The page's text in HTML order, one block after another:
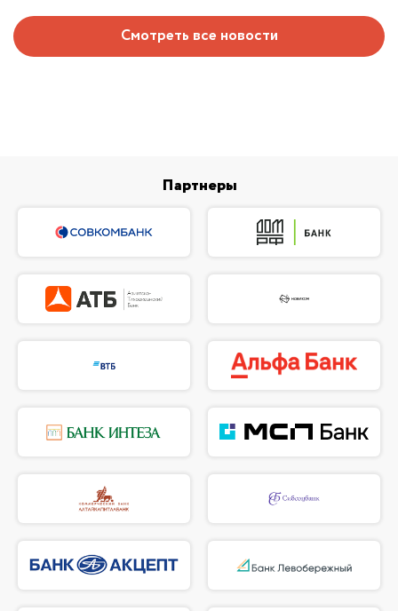
Смотреть все новости
Партнеры